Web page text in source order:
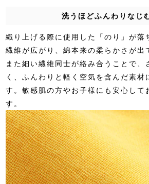
洗うほどふんわりなじ
織り上げる際に使用した「のり」が落
繊維が広がり、綿本来の柔らかさが出
また細い繊維同士が絡み合うことで、
く、ふんわりと軽く空気を含んだ素材
す。敏感肌の方やお子様にも安心して
す。